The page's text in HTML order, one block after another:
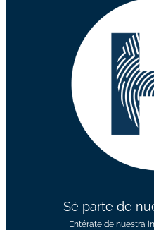
Sé parte de
Entérate de nuestra